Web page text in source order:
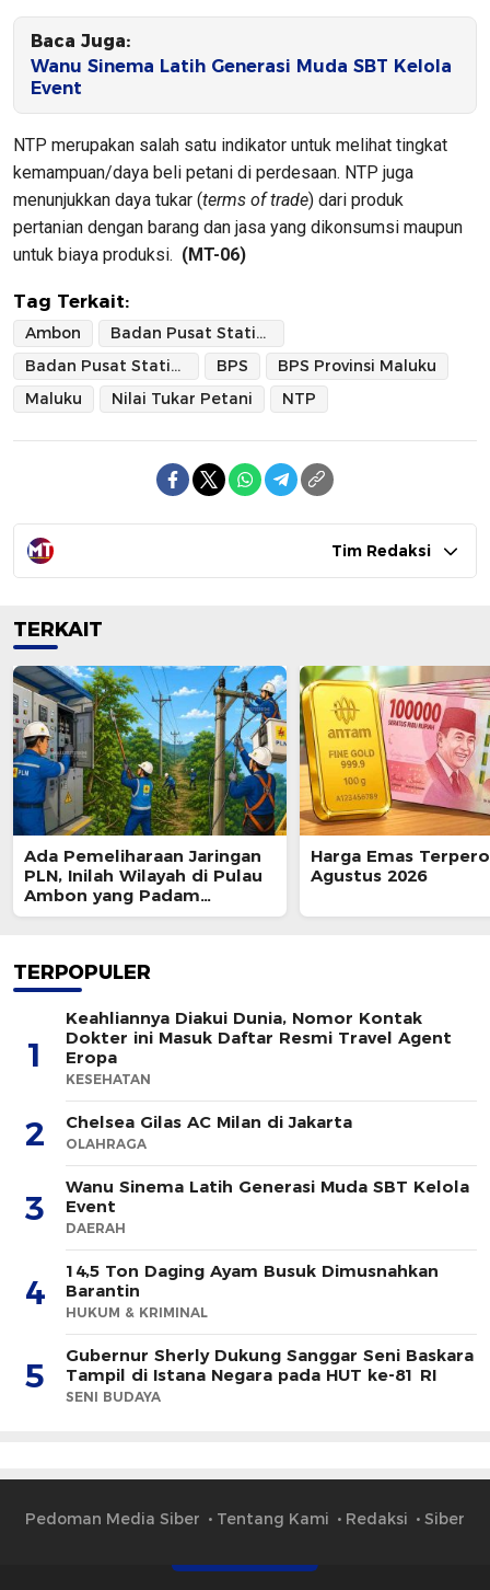
Baca Juga:
Wanu Sinema Latih Generasi Muda SBT Kelola
Event
NTP merupakan salah satu indikator untuk melihat tingkat
kemampuan/daya beli petani di perdesaan. NTP juga
menunjukkan daya tukar (terms of trade) dari produk
pertanian dengan barang dan jasa yang dikonsumsi maupun
untuk biaya produksi. (MT-06)
Tag Terkait:
Ambon
Badan Pusat Statistik
Badan Pusat Statistik Provinsi Maluku
BPS
BPS Provinsi Maluku
Maluku
Nilai Tukar Petani NTP
Tim Redaksi
TERKAIT
Ada Pemeliharaan Jaringan
PLN, Inilah Wilayah di Pulau
Ambon yang Padam
Sementara 8 Agustus 2026
Harga Emas
Agustus 2026
TERPOPULER
1
Keahliannya Diakui Dunia, Nomor Kontak
Dokter ini Masuk Daftar Resmi Travel Agent
Eropa
KESEHATAN
2 Chelsea Gilas AC Milan di Jakarta
OLAHRAGA
3
Wanu Sinema Latih Generasi Muda SBT Kelola
Event
DAERAH
4
14,5 Ton Daging Ayam Busuk Dimusnahkan
Barantin
HUKUM & KRIMINAL
5
Gubernur Sherly Dukung Sanggar Seni Baskara
Tampil di Istana Negara pada HUT ke-81 RI
SENI BUDAYA
Pedoman Media Siber Tentang Kami Redaksi Siber